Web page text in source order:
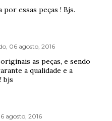
por essas peças ! Bjs.
06 agosto, 2016
as peças, e sendo
a qualidade e a
bjs
agosto, 2016